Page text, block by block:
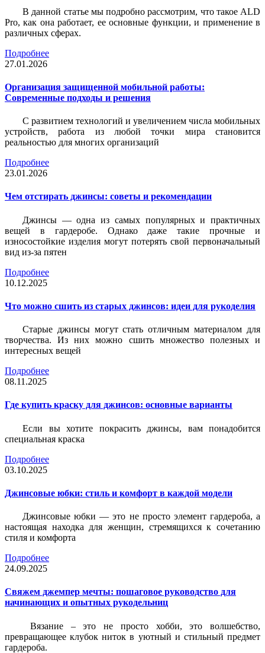
В данной статье мы подробно рассмотрим, что такое ALD
Pro, как она работает, ее основные функции, и применение в
различных сферах.
Подробнее
27.01.2026
Организация защищенной мобильной работы:
Современные подходы и решения
С развитием технологий и увеличением числа мобильных
устройств, работа из любой точки мира становится
реальностью для многих организаций
Подробнее
23.01.2026
Чем отстирать джинсы: советы и рекомендации
Джинсы — одна из самых популярных и практичных
вещей в гардеробе. Однако даже такие прочные и
износостойкие изделия могут потерять свой первоначальный
вид из-за пятен
Подробнее
10.12.2025
Что можно сшить из старых джинсов: идеи для рукоделия
Старые джинсы могут стать отличным материалом для
творчества. Из них можно сшить множество полезных и
интересных вещей
Подробнее
08.11.2025
Где купить краску для джинсов: основные варианты
Если вы хотите покрасить джинсы, вам понадобится
специальная краска
Подробнее
03.10.2025
Джинсовые юбки: стиль и комфорт в каждой модели
Джинсовые юбки — это не просто элемент гардероба, а
настоящая находка для женщин, стремящихся к сочетанию
стиля и комфорта
Подробнее
24.09.2025
Свяжем джемпер мечты: пошаговое руководство для
начинающих и опытных рукодельниц
Вязание – это не просто хобби, это волшебство,
превращающее клубок ниток в уютный и стильный предмет
гардероба.